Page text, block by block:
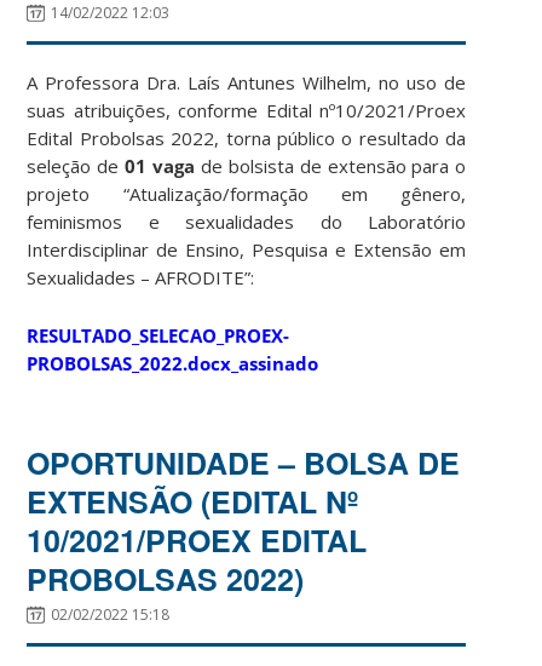
14/02/2022 12:03
A Professora Dra. Laís Antunes Wilhelm, no uso de
suas atribuições, conforme Edital nº10/2021/Proex
Edital Probolsas 2022, torna público o resultado da
seleção de01 vaga de bolsista de extensão para o
projeto “Atualização/formação em gênero,
feminismos e sexualidades do Laboratório
Interdisciplinar de Ensino, Pesquisa e Extensão em
Sexualidades – AFRODITE”:
RESULTADO_SELECAO_PROEX-
PROBOLSAS_2022.docx_assinado
OPORTUNIDADE – BOLSA DE
EXTENSÃO (EDITAL Nº
10/2021/PROEX EDITAL
PROBOLSAS 2022)
02/02/2022 15:18